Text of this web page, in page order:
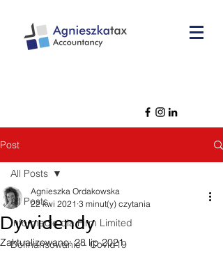
Post
All Posts
Informacje dla Firm Limited
Dofinansowanie - Covid19
All Posts
Dywidendy
Agnieszka Ordakowska
22 kwi 2021 3 minut(y) czytania
Zaktualizowano:28 lip 2021